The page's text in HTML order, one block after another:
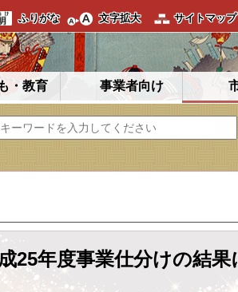
ふりがな 文字拡大 サイトマップ
・教育 事業者向け
年度事業仕分けの結果